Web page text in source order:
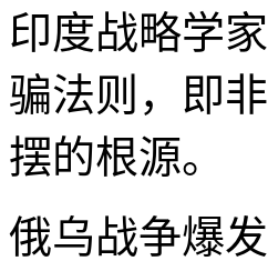
印度战略学
骗法则，即
摆的根源。
俄乌战争爆